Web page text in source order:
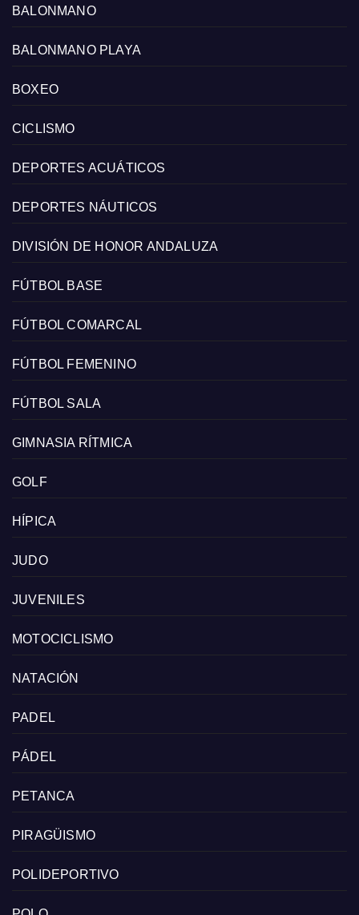
BALONMANO
BALONMANO PLAYA
BOXEO
CICLISMO
DEPORTES ACUÁTICOS
DEPORTES NÁUTICOS
DIVISIÓN DE HONOR ANDALUZA
FÚTBOL BASE
FÚTBOL COMARCAL
FÚTBOL FEMENINO
FÚTBOL SALA
GIMNASIA RÍTMICA
GOLF
HÍPICA
JUDO
JUVENILES
MOTOCICLISMO
NATACIÓN
PADEL
PÁDEL
PETANCA
PIRAGÜISMO
POLIDEPORTIVO